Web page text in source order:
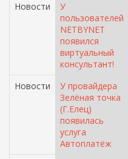
Новости
У
пользователей
NETBYNET
появился
виртуальный
консультант!
Новости
У провайдера
Зелёная точка
(Г.Елец)
появилась
услуга
Автоплатёж